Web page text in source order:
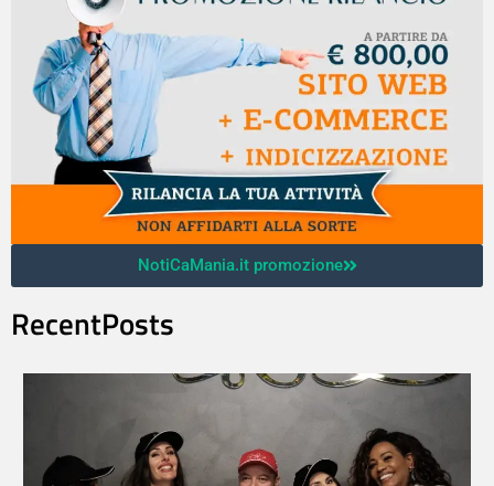
NotiCaMania.it promozione
RecentPosts